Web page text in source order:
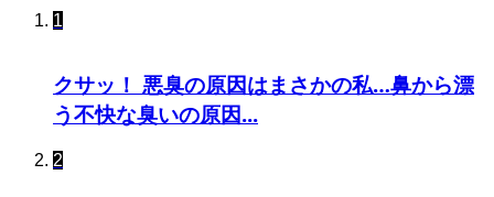
1
クサッ！ 悪臭の原因はまさかの私…鼻から漂
う不快な臭いの原因...
2